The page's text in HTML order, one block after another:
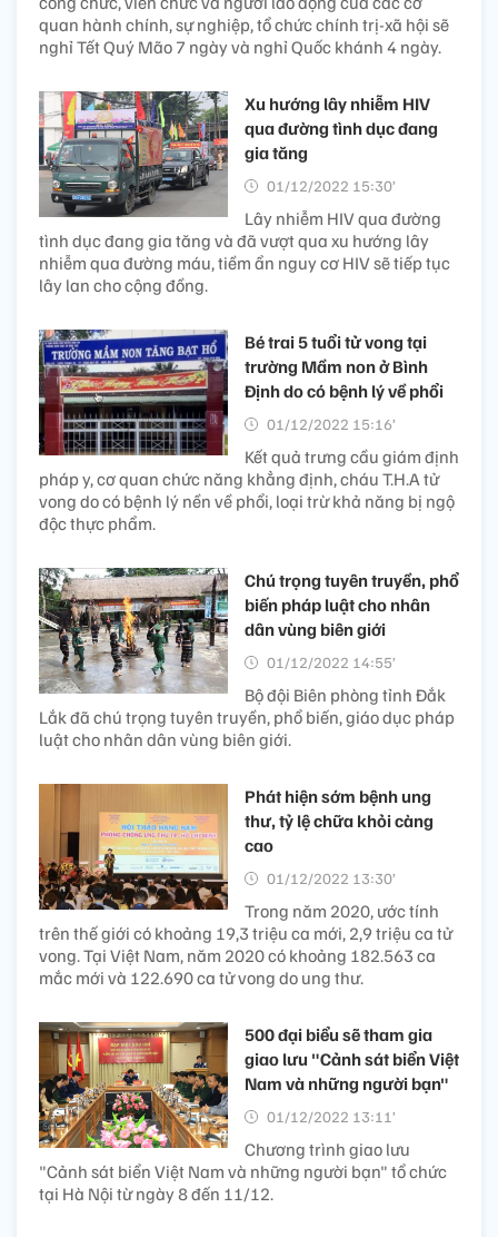
quan hành chính, sự nghiệp, tổ chức chính trị-xã hội sẽ
nghỉ Tết Quý Mão 7 ngày và nghỉ Quốc khánh 4 ngày.
Xu hướng lây nhiễm HIV
qua đường tình dục đang
gia tăng
01/12/2022 15:30’
Lây nhiễm HIV qua đường
tình dục đang gia tăng và đã vượt qua xu hướng lây
nhiễm qua đường máu, tiềm ẩn nguy cơ HIV sẽ tiếp tục
lây lan cho cộng đồng.
Bé trai 5 tuổi tử vong tại
trường Mầm non ở Bình
Định do có bệnh lý về phổi
01/12/2022 15:16’
Kết quả trưng cầu giám định
pháp y, cơ quan chức năng khẳng định, cháu T.H.A tử
vong do có bệnh lý nền về phổi, loại trừ khả năng bị ngộ
độc thực phẩm.
Chú trọng tuyên truyền, phổ
biến pháp luật cho nhân
dân vùng biên giới
01/12/2022 14:55’
Bộ đội Biên phòng tỉnh Đắk
Lắk đã chú trọng tuyên truyền, phổ biến, giáo dục pháp
luật cho nhân dân vùng biên giới.
Phát hiện sớm bệnh ung
thư, tỷ lệ chữa khỏi càng
cao
01/12/2022 13:30’
Trong năm 2020, ước tính
trên thế giới có khoảng 19,3 triệu ca mới, 2,9 triệu ca tử
vong. Tại Việt Nam, năm 2020 có khoảng 182.563 ca
mắc mới và 122.690 ca tử vong do ung thư.
500 đại biểu sẽ tham gia
giao lưu "Cảnh sát biển Việt
Nam và những người bạn"
01/12/2022 13:11’
Chương trình giao lưu
"Cảnh sát biển Việt Nam và những người bạn" tổ chức
tại Hà Nội từ ngày 8 đến 11/12.